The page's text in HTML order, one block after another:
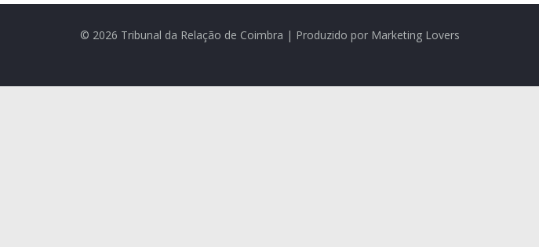
© 2026 Tribunal da Relação de Coimbra | Produzido por Marketing Lovers